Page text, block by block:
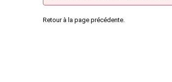
Retour à la page précédente.